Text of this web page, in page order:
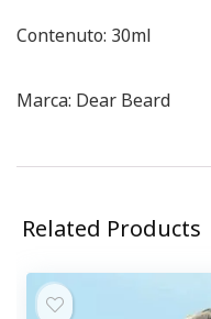
Contenuto: 30ml
Marca: Dear Beard
Related Products